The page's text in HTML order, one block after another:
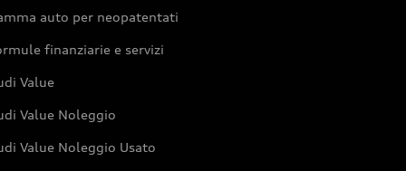
auto per neopatentati
finanziarie e servizi
Value
Value Noleggio
Value Noleggio Usato